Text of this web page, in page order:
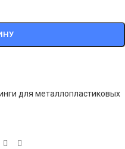
для металлопластиковых